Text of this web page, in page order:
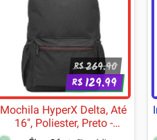
R$269.90
R$129.99
Mochila HyperX Delta, Até
16", Poliester, Preto -
8C524AA